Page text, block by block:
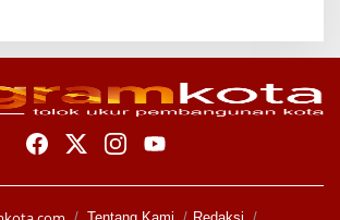
Tentang Kami Redaksi